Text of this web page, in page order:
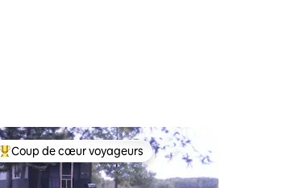
Coups de cœur voyageurs les plus appréciés
Coup de cœur voyageurs